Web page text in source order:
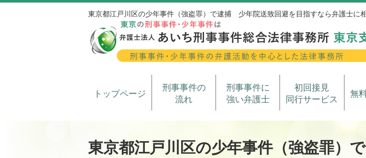
東京都江戸川区の少年事件（強盗罪）で逮捕 少年院送致回避を目指すなら弁護士に
トップページ
刑事事件の
流れ
刑事事件に
強い弁護士
初回接見
同行サービス
無
東京都江戸川区の少年事件（強盗罪